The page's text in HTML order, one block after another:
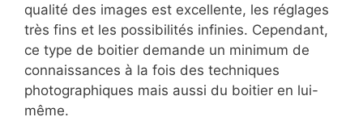
qualité des images est excellente, les réglages
très fins et les possibilités infinies. Cependant,
ce type de boitier demande un minimum de
connaissances à la fois des techniques
photographiques mais aussi du boitier en lui-
même.